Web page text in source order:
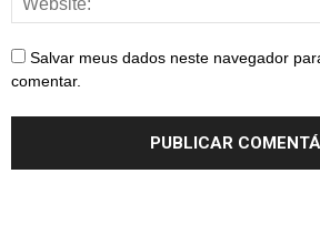
Salvar meus dados neste navegador
comentar.